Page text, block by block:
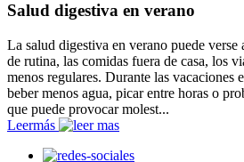
Salud digestiva en verano
La salud digestiva en verano puede verse
de rutina, las comidas fuera de casa, los
menos regulares. Durante las vacaciones
beber menos agua, picar entre horas o
que puede provocar molest...
Leermás